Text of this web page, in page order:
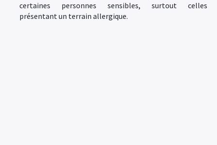
certaines personnes sensibles, surtout celles
présentant un terrain allergique.